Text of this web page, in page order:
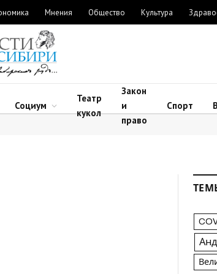
Мнения Общество Культура
Социум
Театр
кукол
Закон
и
право
Спорт